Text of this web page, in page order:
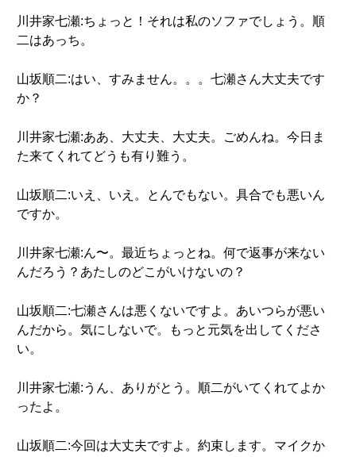
川井家七瀬:ちょっと！それは私のソファでしょう。順
二はあっち。
山坂順二:はい、すみません。。。七瀬さん大丈夫です
か？
川井家七瀬:ああ、大丈夫、大丈夫。ごめんね。今日ま
た来てくれてどうも有り難う。
山坂順二:いえ、いえ。とんでもない。具合でも悪いん
ですか。
川井家七瀬:ん〜。最近ちょっとね。何で返事が来ない
んだろう？あたしのどこがいけないの？
山坂順二:七瀬さんは悪くないですよ。あいつらが悪い
んだから。気にしないで。もっと元気を出してくださ
い。
川井家七瀬:うん、ありがとう。順二がいてくれてよか
ったよ。
山坂順二:今回は大丈夫ですよ。約束します。マイクか